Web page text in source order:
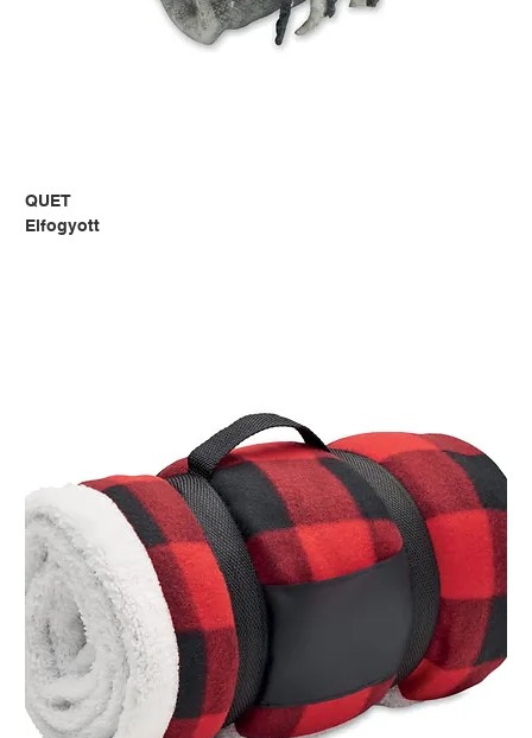
QUET
Elfogyott